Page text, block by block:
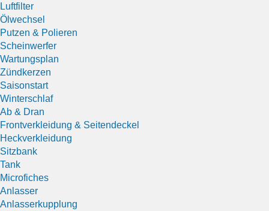
Luftfilter
Ölwechsel
Putzen & Polieren
Scheinwerfer
Wartungsplan
Zündkerzen
Saisonstart
Winterschlaf
Ab & Dran
Frontverkleidung & Seitendeckel
Heckverkleidung
Sitzbank
Tank
Microfiches
Anlasser
Anlasserkupplung